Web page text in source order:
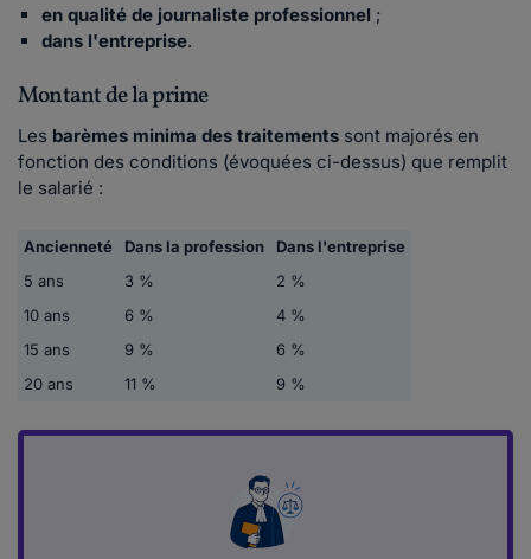
en qualité de journaliste professionnel ;
dans l'entreprise.
Montant de la prime
Les barèmes minima des traitements sont majorés en
fonction des conditions (évoquées ci-dessus) que remplit
le salarié :
Ancienneté Dans la profession
Dans l'entreprise
5 ans
3 %
2 %
10 ans
6 %
4 %
15 ans
9 %
6 %
20 ans
11 % 9 %